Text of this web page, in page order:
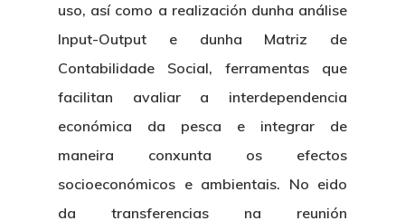
uso, así como a realización dunha análise
Input-Output e dunha Matriz de
Contabilidade Social, ferramentas que
facilitan avaliar a interdependencia
económica da pesca e integrar de
maneira conxunta os efectos
socioeconómicos e ambientais. No eido
da transferencias na reunión